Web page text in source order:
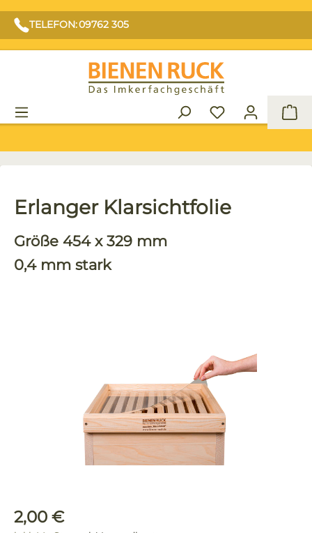
TELEFON: 09762 305
Erlanger Klarsichtfolie
Größe 454 x 329 mm
0,4 mm stark
Regulärer Preis:
2,00 €